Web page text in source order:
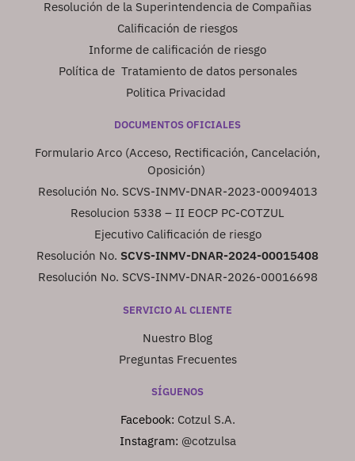
Resolución de la Superintendencia de Compañias
Calificación de riesgos
Informe de calificación de riesgo
Política de Tratamiento de datos personales
Politica Privacidad
DOCUMENTOS OFICIALES
Formulario Arco (Acceso, Rectificación, Cancelación,
Oposición)
Resolución No. SCVS-INMV-DNAR-2023-00094013
Resolucion 5338 – II EOCP PC-COTZUL
Ejecutivo Calificación de riesgo
Resolución No. SCVS-INMV-DNAR-2024-00015408
Resolución No. SCVS-INMV-DNAR-2026-00016698
SERVICIO AL CLIENTE
Nuestro Blog
Preguntas Frecuentes
SÍGUENOS
Facebook: Cotzul S.A.
Instagram: @cotzulsa